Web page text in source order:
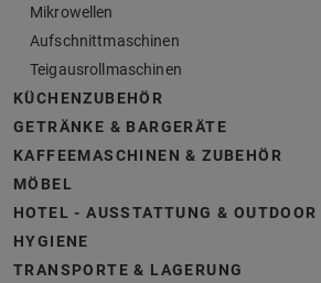
Mikrowellen
Aufschnittmaschinen
Teigausrollmaschinen
KÜCHENZUBEHÖR
GETRÄNKE & BARGERÄTE
KAFFEEMASCHINEN & ZUBEHÖR
MÖBEL
HOTEL - AUSSTATTUNG & OUTDOOR
HYGIENE
TRANSPORTE & LAGERUNG